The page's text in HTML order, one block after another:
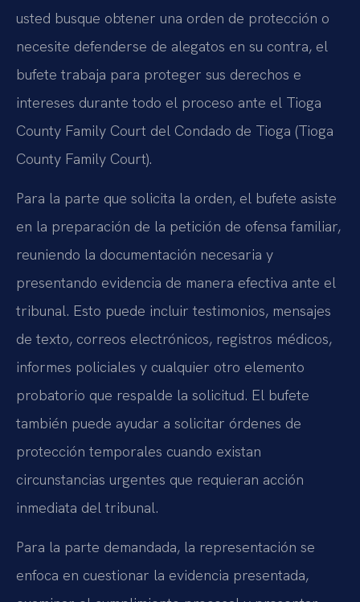
usted busque obtener una orden de protección o
necesite defenderse de alegatos en su contra, el
bufete trabaja para proteger sus derechos e
intereses durante todo el proceso ante el Tioga
County Family Court del Condado de Tioga (Tioga
County Family Court).
Para la parte que solicita la orden, el bufete asiste
en la preparación de la petición de ofensa familiar,
reuniendo la documentación necesaria y
presentando evidencia de manera efectiva ante el
tribunal. Esto puede incluir testimonios, mensajes
de texto, correos electrónicos, registros médicos,
informes policiales y cualquier otro elemento
probatorio que respalde la solicitud. El bufete
también puede ayudar a solicitar órdenes de
protección temporales cuando existan
circunstancias urgentes que requieran acción
inmediata del tribunal.
Para la parte demandada, la representación se
enfoca en cuestionar la evidencia presentada,